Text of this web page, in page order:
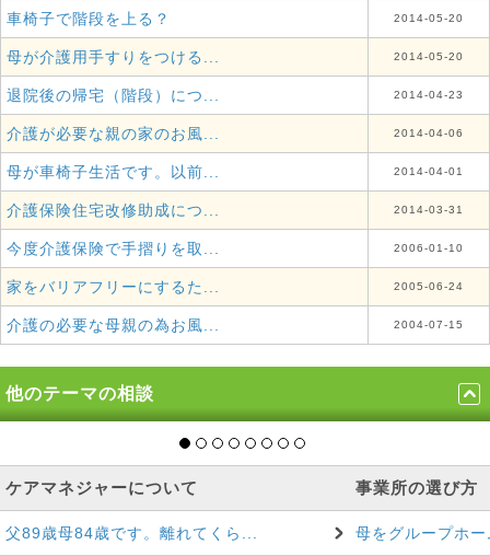
車椅子で階段を上る？ 2014-05-20
母が介護用手すりをつける... 2014-05-20
退院後の帰宅（階段）につ... 2014-04-23
介護が必要な親の家のお風... 2014-04-06
母が車椅子生活です。以前... 2014-04-01
介護保険住宅改修助成につ... 2014-03-31
今度介護保険で手摺りを取... 2006-01-10
家をバリアフリーにするた... 2005-06-24
介護の必要な母親の為お風... 2004-07-15
他のテーマの相談
ケアマネジャーについて
父89歳母84歳です。離れてくら...
事業所の選び方
母をグループホ